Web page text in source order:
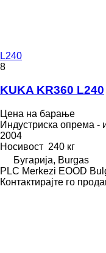
L240
8
KUKA KR360 L240
Цена на барање
Индустриска опрема -
2004
Носивост 240 кг
Бугарија, Burgas
PLC Merkezi EOOD
Контактирајте го